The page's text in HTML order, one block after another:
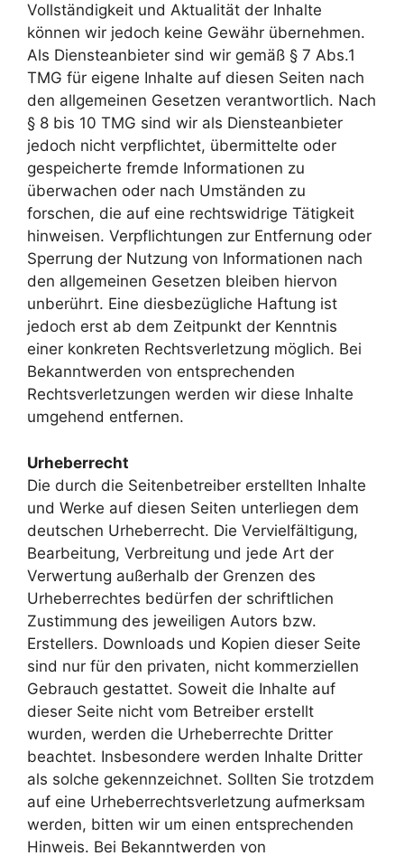
Vollständigkeit und Aktualität der Inhalte
können wir jedoch keine Gewähr übernehmen.
Als Diensteanbieter sind wir gemäß § 7 Abs.1
TMG für eigene Inhalte auf diesen Seiten nach
den allgemeinen Gesetzen verantwortlich. Nach
§ 8 bis 10 TMG sind wir als Diensteanbieter
jedoch nicht verpflichtet, übermittelte oder
gespeicherte fremde Informationen zu
überwachen oder nach Umständen zu
forschen, die auf eine rechtswidrige Tätigkeit
hinweisen. Verpflichtungen zur Entfernung oder
Sperrung der Nutzung von Informationen nach
den allgemeinen Gesetzen bleiben hiervon
unberührt. Eine diesbezügliche Haftung ist
jedoch erst ab dem Zeitpunkt der Kenntnis
einer konkreten Rechtsverletzung möglich. Bei
Bekanntwerden von entsprechenden
Rechtsverletzungen werden wir diese Inhalte
umgehend entfernen.
Urheberrecht
Die durch die Seitenbetreiber erstellten Inhalte
und Werke auf diesen Seiten unterliegen dem
deutschen Urheberrecht. Die Vervielfältigung,
Bearbeitung, Verbreitung und jede Art der
Verwertung außerhalb der Grenzen des
Urheberrechtes bedürfen der schriftlichen
Zustimmung des jeweiligen Autors bzw.
Erstellers. Downloads und Kopien dieser Seite
sind nur für den privaten, nicht kommerziellen
Gebrauch gestattet. Soweit die Inhalte auf
dieser Seite nicht vom Betreiber erstellt
wurden, werden die Urheberrechte Dritter
beachtet. Insbesondere werden Inhalte Dritter
als solche gekennzeichnet. Sollten Sie trotzdem
auf eine Urheberrechtsverletzung aufmerksam
werden, bitten wir um einen entsprechenden
Hinweis. Bei Bekanntwerden von